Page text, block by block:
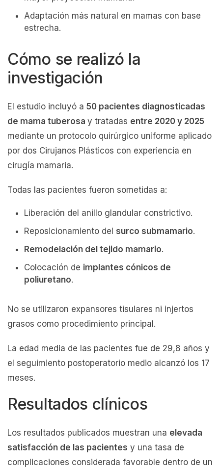
Adaptación más natural en mamas con base
estrecha.
Cómo se realizó la
investigación
El estudio incluyó a 50 pacientes diagnosticadas
de mama tuberosa y tratadas entre 2020 y 2025
mediante un protocolo quirúrgico uniforme aplicado
por dos Cirujanos Plásticos con experiencia en
cirugía mamaria.
Todas las pacientes fueron sometidas a:
Liberación del anillo glandular constrictivo.
Reposicionamiento del surco submamario.
Remodelación del tejido mamario.
Colocación de implantes cónicos de
poliuretano.
No se utilizaron expansores tisulares ni injertos
grasos como procedimiento principal.
La edad media de las pacientes fue de 29,8 años y
el seguimiento postoperatorio medio alcanzó los 17
meses.
Resultados clínicos
Los resultados publicados muestran una elevada
satisfacción de las pacientes y una tasa de
complicaciones considerada favorable dentro de un